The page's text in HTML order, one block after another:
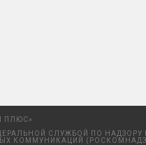
ПЛЮС»
СЛУЖБОЙ ПО
КОММУНИКАЦИЙ